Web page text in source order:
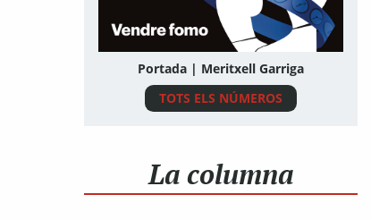
Portada | Meritxell Garriga
TOTS ELS NÚMEROS
La columna